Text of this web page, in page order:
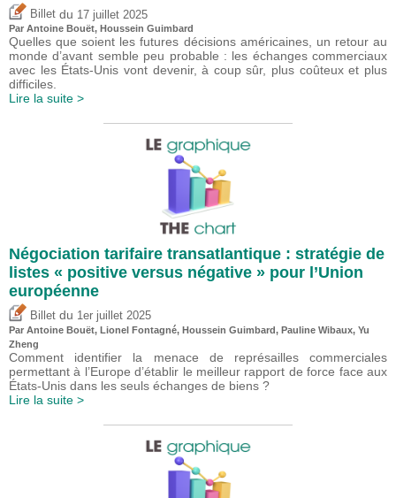
Billet du 17 juillet 2025
Par Antoine Bouët, Houssein Guimbard
Quelles que soient les futures décisions américaines, un retour au
monde d’avant semble peu probable : les échanges commerciaux
avec les États-Unis vont devenir, à coup sûr, plus coûteux et plus
difficiles.
Lire la suite >
Négociation tarifaire transatlantique : stratégie de
listes « positive versus négative » pour l’Union
européenne
Billet du 1er juillet 2025
Par Antoine Bouët, Lionel Fontagné, Houssein Guimbard, Pauline Wibaux, Yu
Zheng
Comment identifier la menace de représailles commerciales
permettant à l’Europe d’établir le meilleur rapport de force face aux
États-Unis dans les seuls échanges de biens ?
Lire la suite >